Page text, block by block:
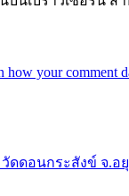
how your comment